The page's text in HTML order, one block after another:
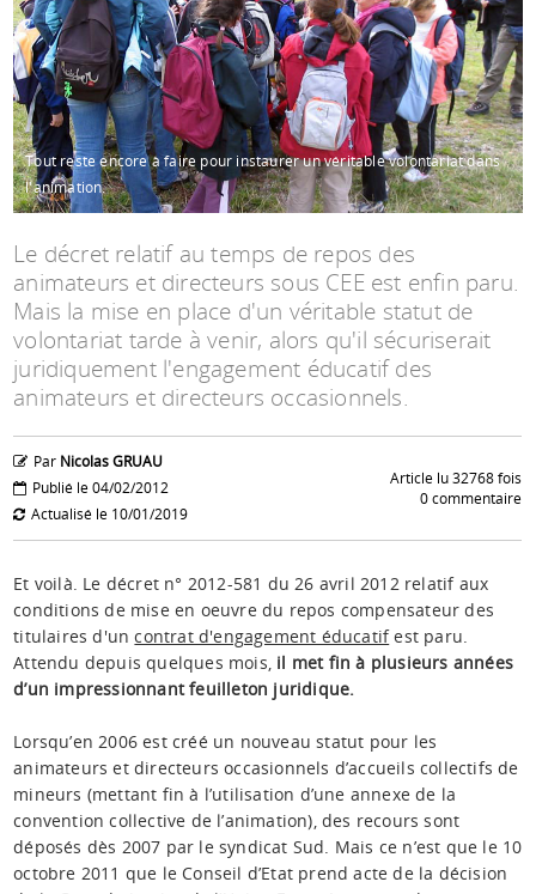
Espace anims
Tout reste encore à faire pour instaurer un véritable volontariat dans
l'animation.
Le décret relatif au temps de repos des
animateurs et directeurs sous CEE est enfin paru.
Mais la mise en place d'un véritable statut de
volontariat tarde à venir, alors qu'il sécuriserait
juridiquement l'engagement éducatif des
animateurs et directeurs occasionnels.
Par Nicolas GRUAU
Publié le 04/02/2012
Actualisé le 10/01/2019
Article lu 32768 fois
0 commentaire
Et voilà. Le décret n° 2012-581 du 26 avril 2012 relatif aux
conditions de mise en oeuvre du repos compensateur des
titulaires d'uncontrat d'engagement éducatifest paru.
Attendu depuis quelques mois, il met fin à plusieurs années
d’un impressionnant feuilleton juridique.
Lorsqu’en 2006 est créé un nouveau statut pour les
animateurs et directeurs occasionnels d’accueils collectifs de
mineurs (mettant fin à l’utilisation d’une annexe de la
convention collective de l’animation), des recours sont
déposés dès 2007 par le syndicat Sud. Mais ce n’est que le 10
octobre 2011 que le Conseil d’Etat prend acte de la décision